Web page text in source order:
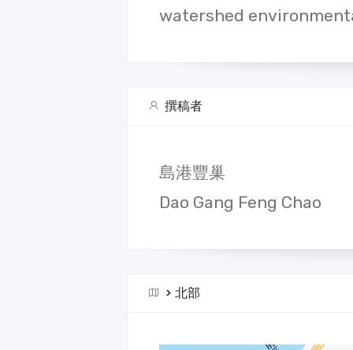
watershed
撰稿者
島港豐巢
Dao Gang Feng Chao
>北部